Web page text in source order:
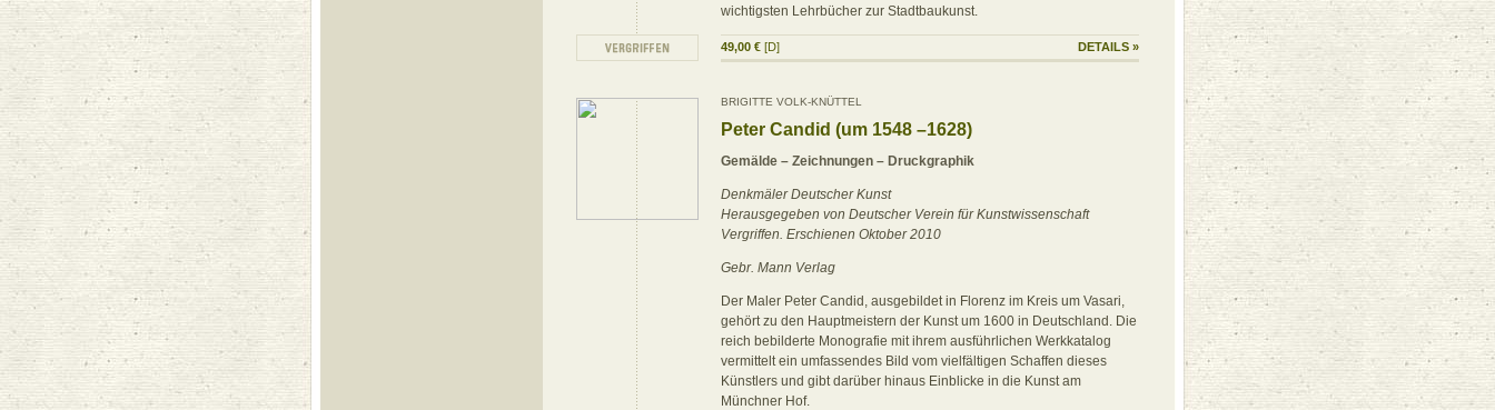
wichtigsten Lehrbücher zur Stadtbaukunst.
49,00 € [D] DETAILS »
BRIGITTE VOLK-KNÜTTEL
Peter Candid (um 1548 –1628)
Gemälde – Zeichnungen – Druckgraphik
Denkmäler Deutscher Kunst
Herausgegeben von Deutscher Verein für Kunstwissenschaft
Vergriffen. Erschienen Oktober 2010
Gebr. Mann Verlag
Der Maler Peter Candid, ausgebildet in Florenz im Kreis um Vasari,
gehört zu den Hauptmeistern der Kunst um 1600 in Deutschland. Die
reich bebilderte Monografie mit ihrem ausführlichen Werkkatalog
vermittelt ein umfassendes Bild vom vielfältigen Schaffen dieses
Künstlers und gibt darüber hinaus Einblicke in die Kunst am
Münchner Hof.